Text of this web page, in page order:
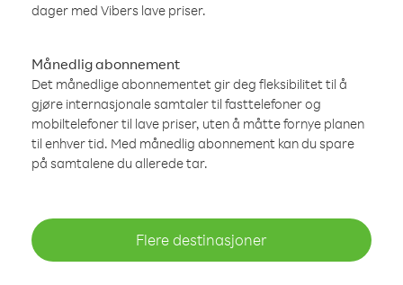
dager med Vibers lave priser.
Månedlig abonnement
Det månedlige abonnementet gir deg fleksibilitet til å
gjøre internasjonale samtaler til fasttelefoner og
mobiltelefoner til lave priser, uten å måtte fornye planen
til enhver tid. Med månedlig abonnement kan du spare
på samtalene du allerede tar.
Flere destinasjoner